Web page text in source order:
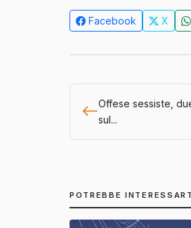
Facebook X
Offese sessiste,
sul...
POTREBBE